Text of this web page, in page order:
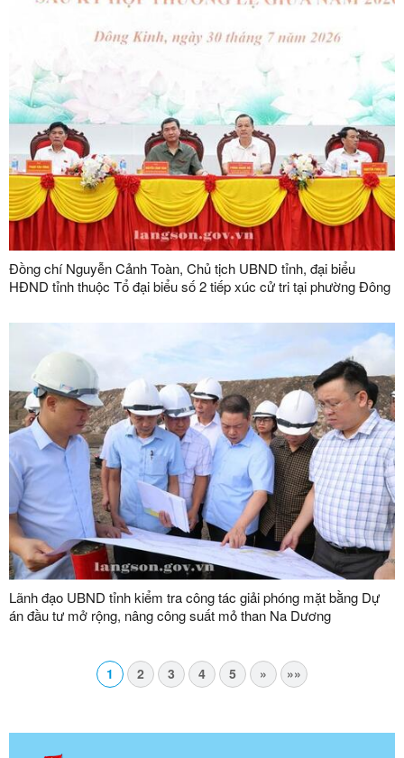
Đồng chí Nguyễn Cảnh Toàn, Chủ tịch UBND tỉnh, đại biểu
HĐND tỉnh thuộc Tổ đại biểu số 2 tiếp xúc cử tri tại phường Đông
Lãnh đạo UBND tỉnh kiểm tra công tác giải phóng mặt bằng Dự
án đầu tư mở rộng, nâng công suất mỏ than Na Dương
1 2 3 4 5 » »»